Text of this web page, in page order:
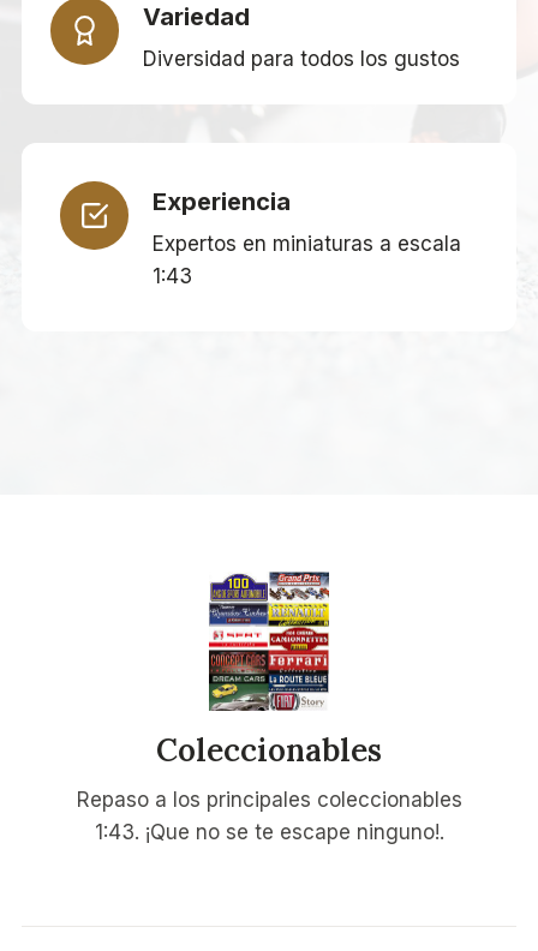
Variedad
Diversidad para todos los gustos
Experiencia
Expertos en miniaturas a escala
1:43
Coleccionables
Repaso a los principales coleccionables
1:43. ¡Que no se te escape ninguno!.